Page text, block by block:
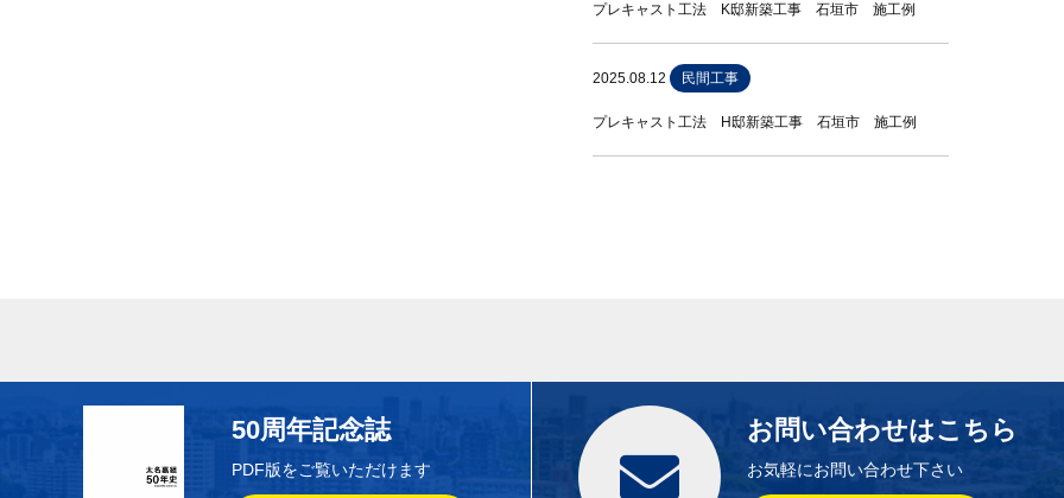
プレキャスト工法 K邸新築工事 石垣市 施工例
2025.08.12 民間工事
プレキャスト工法 H邸新築工事 石垣市 施工例
50周年記念誌
PDF版をご覧いただけます
お問い合わせはこちら
お気軽にお問い合わせ下さい